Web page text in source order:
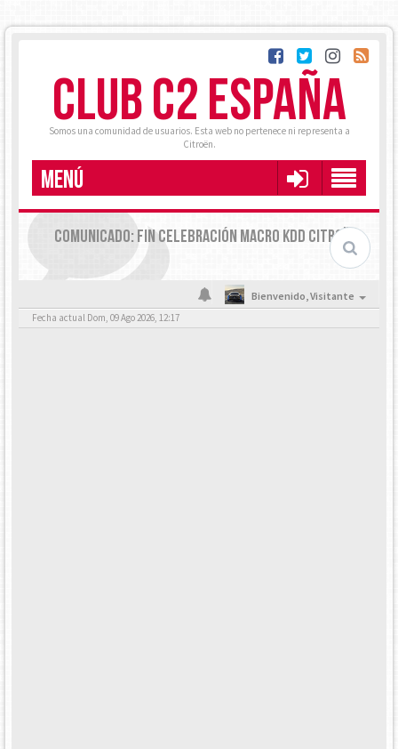
CLUB C2 ESPAÑA
Somos una comunidad de usuarios. Esta web no pertenece ni representa a
Citroën.
MENÚ
COMUNICADO: FIN CELEBRACIÓN MACRO KDD CITROËN
Bienvenido,Visitante
Fecha actual Dom, 09 Ago 2026, 12:17